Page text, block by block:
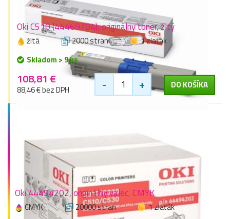
Oki C510 (44469704), originálny toner, žltý
žltá 2000 stran
1 zlaťák
Skladom > 9 ks
108,81 €
88,46 € bez DPH - + DO KOŠÍKA
Oki 44494202, originálny valec, CMYK
CMYK 20000 stran
1 zlaťák